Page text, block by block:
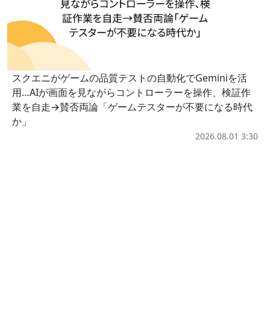
スクエニがゲームの品質テストの自動化でGeminiを活
用…AIが画面を見ながらコントローラーを操作、検証作
業を自走→賛否両論「ゲームテスターが不要になる時代
か」
2026.08.01 3:30